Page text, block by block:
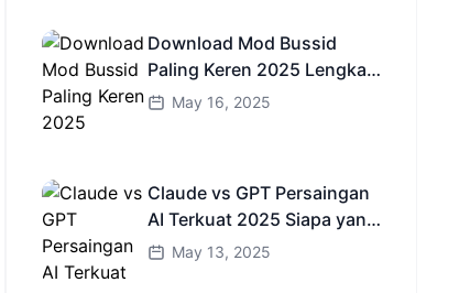
Download Mod Bussid
Paling Keren 2025 Lengkap
Mobil Bus dan Truk HD
May 16, 2025
Claude vs GPT Persaingan
AI Terkuat 2025 Siapa yang
Lebih Cerdas?
May 13, 2025